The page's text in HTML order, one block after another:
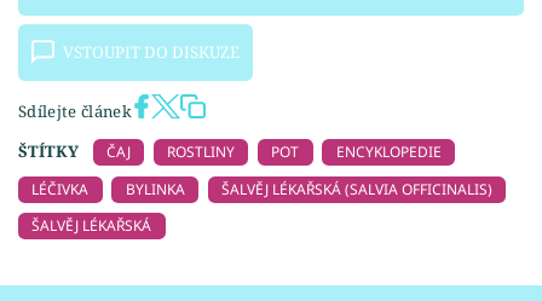
VSTOUPIT DO DISKUZE
Sdílejte článek
ŠTÍTKY
ČAJ ROSTLINY POT
ENCYKLOPEDIE
LÉČIVKA
BYLINKA
ŠALVĚJ LÉKAŘSKÁ (SALVIA OFFICINALIS)
ŠALVĚJ LÉKAŘSKÁ